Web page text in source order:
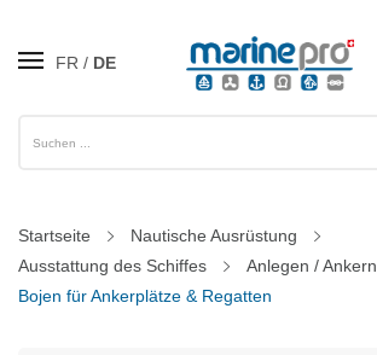
FR DE
Startseite
Nautische Ausrüstung
Ausstattung des Schiffes
Anlegen / Ankern
Bojen für Ankerplätze & Regatten